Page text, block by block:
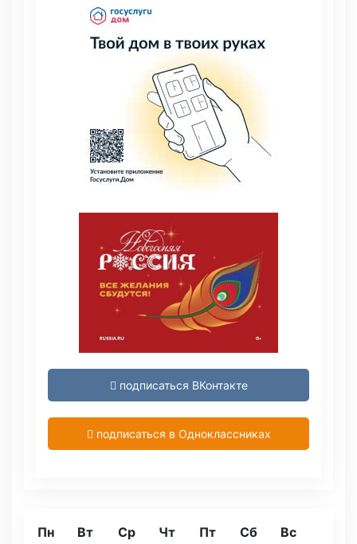
подписаться ВКонтакте
подписаться в Одноклассниках
Пн Вт Ср Чт Пт Сб Вс